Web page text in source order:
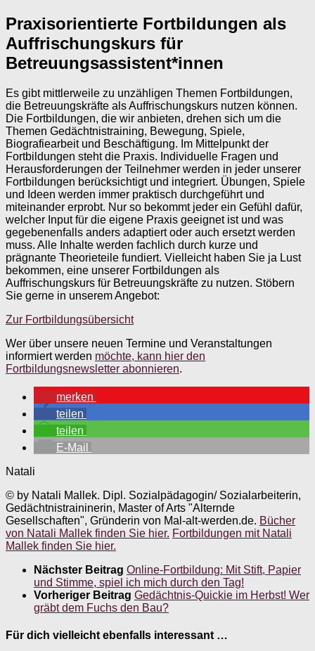
Praxisorientierte Fortbildungen als
Auffrischungskurs für
Betreuungsassistent*innen
Es gibt mittlerweile zu unzähligen Themen Fortbildungen,
die Betreuungskräfte als Auffrischungskurs nutzen können.
Die Fortbildungen, die wir anbieten, drehen sich um die
Themen Gedächtnistraining, Bewegung, Spiele,
Biografiearbeit und Beschäftigung. Im Mittelpunkt der
Fortbildungen steht die Praxis. Individuelle Fragen und
Herausforderungen der Teilnehmer werden in jeder unserer
Fortbildungen berücksichtigt und integriert. Übungen, Spiele
und Ideen werden immer praktisch durchgeführt und
miteinander erprobt. Nur so bekommt jeder ein Gefühl dafür,
welcher Input für die eigene Praxis geeignet ist und was
gegebenenfalls anders adaptiert oder auch ersetzt werden
muss. Alle Inhalte werden fachlich durch kurze und
prägnante Theorieteile fundiert. Vielleicht haben Sie ja Lust
bekommen, eine unserer Fortbildungen als
Auffrischungskurs für Betreuungskräfte zu nutzen. Stöbern
Sie gerne in unserem Angebot:
Zur Fortbildungsübersicht
Wer über unsere neuen Termine und Veranstaltungen
informiert werden möchte, kann hier den
Fortbildungsnewsletter abonnieren.
merken
teilen
teilen
E-Mail
Natali
© by Natali Mallek. Dipl. Sozialpädagogin/ Sozialarbeiterin,
Gedächtnistraininerin, Master of Arts "Alternde
Gesellschaften", Gründerin von Mal-alt-werden.de. Bücher
von Natali Mallek finden Sie hier. Fortbildungen mit Natali
Mallek finden Sie hier.
Nächster Beitrag Online-Fortbildung: Mit Stift, Papier
und Stimme, spiel ich mich durch den Tag!
Vorheriger Beitrag Gedächtnis-Quickie im Herbst! Wer
gräbt dem Fuchs den Bau?
Für dich vielleicht ebenfalls interessant …